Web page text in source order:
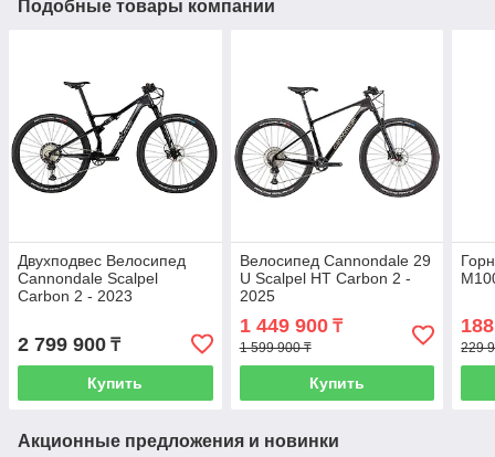
Подобные товары компании
Двухподвес Велосипед
Cannondale Scalpel
Carbon 2 - 2023
2 799 900 ₸
Купить
Велосипед Cannondale 29
U Scalpel HT Carbon 2 -
2025
1 449 900₸
1 599 900 ₸
Купить
229
Акционные предложения и новинки